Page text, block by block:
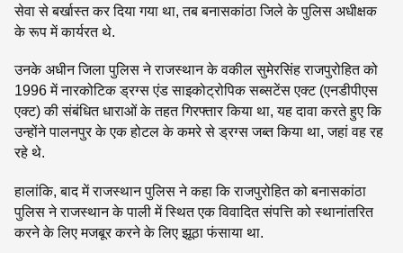
सेवा से बर्खास्त कर दिया गया था, तब बनासकांठा जिले के पुलिस अधीक्षक
के रूप में कार्यरत थे.
उनके अधीन जिला पुलिस ने राजस्थान के वकील सुमेरसिंह राजपुरोहित को
1996 में नारकोटिक ड्रग्स एंड साइकोट्रोपिक सब्सटेंस एक्ट (एनडीपीएस
एक्ट) की संबंधित धाराओं के तहत गिरफ्तार किया था, यह दावा करते हुए कि
उन्होंने पालनपुर के एक होटल के कमरे से ड्रग्स जब्त किया था, जहां वह रह
रहे थे.
हालांकि, बाद में राजस्थान पुलिस ने कहा कि राजपुरोहित को बनासकांठा
पुलिस ने राजस्थान के पाली में स्थित एक विवादित संपत्ति को स्थानांतरित
करने के लिए मजबूर करने के लिए झूठा फंसाया था.